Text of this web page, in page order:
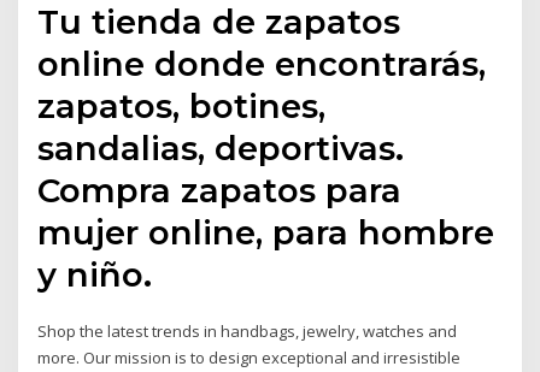
Tu tienda de zapatos
online donde encontrarás,
zapatos, botines,
sandalias, deportivas.
Compra zapatos para
mujer online, para hombre
y niño.
Shop the latest trends in handbags, jewelry, watches and
more. Our mission is to design exceptional and irresistible